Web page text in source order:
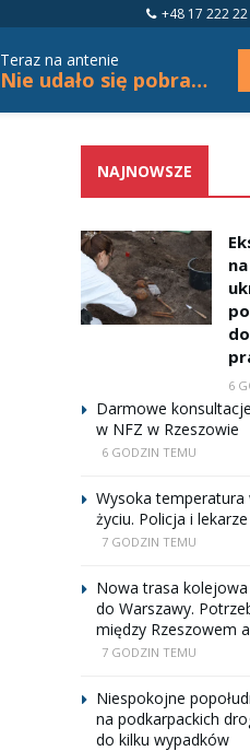
+48 17 222
Teraz na antenie
Nie udało się pobrać tytułu.
NAJNOWSZE
6
Darmowe
w NFZ w Rzeszowie
6 GODZIN TEMU
Wysoka temperatura
życiu. Policja i
7 GODZIN TEMU
Nowa trasa kolejowa
do Warszawy.
między Rzeszowem
7 GODZIN TEMU
Niespokojne
na podkarpackich
do kilku wypadków